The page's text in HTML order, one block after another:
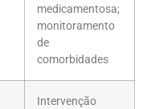
medicamentosa;
monitoramento
de
comorbidades
Intervenção